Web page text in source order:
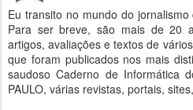
Eu transito no mundo do
Para ser breve, são mais de 20
artigos, avaliações e textos de
que foram publicados nos mais
saudoso Caderno de Informática
PAULO, várias revistas, portais,